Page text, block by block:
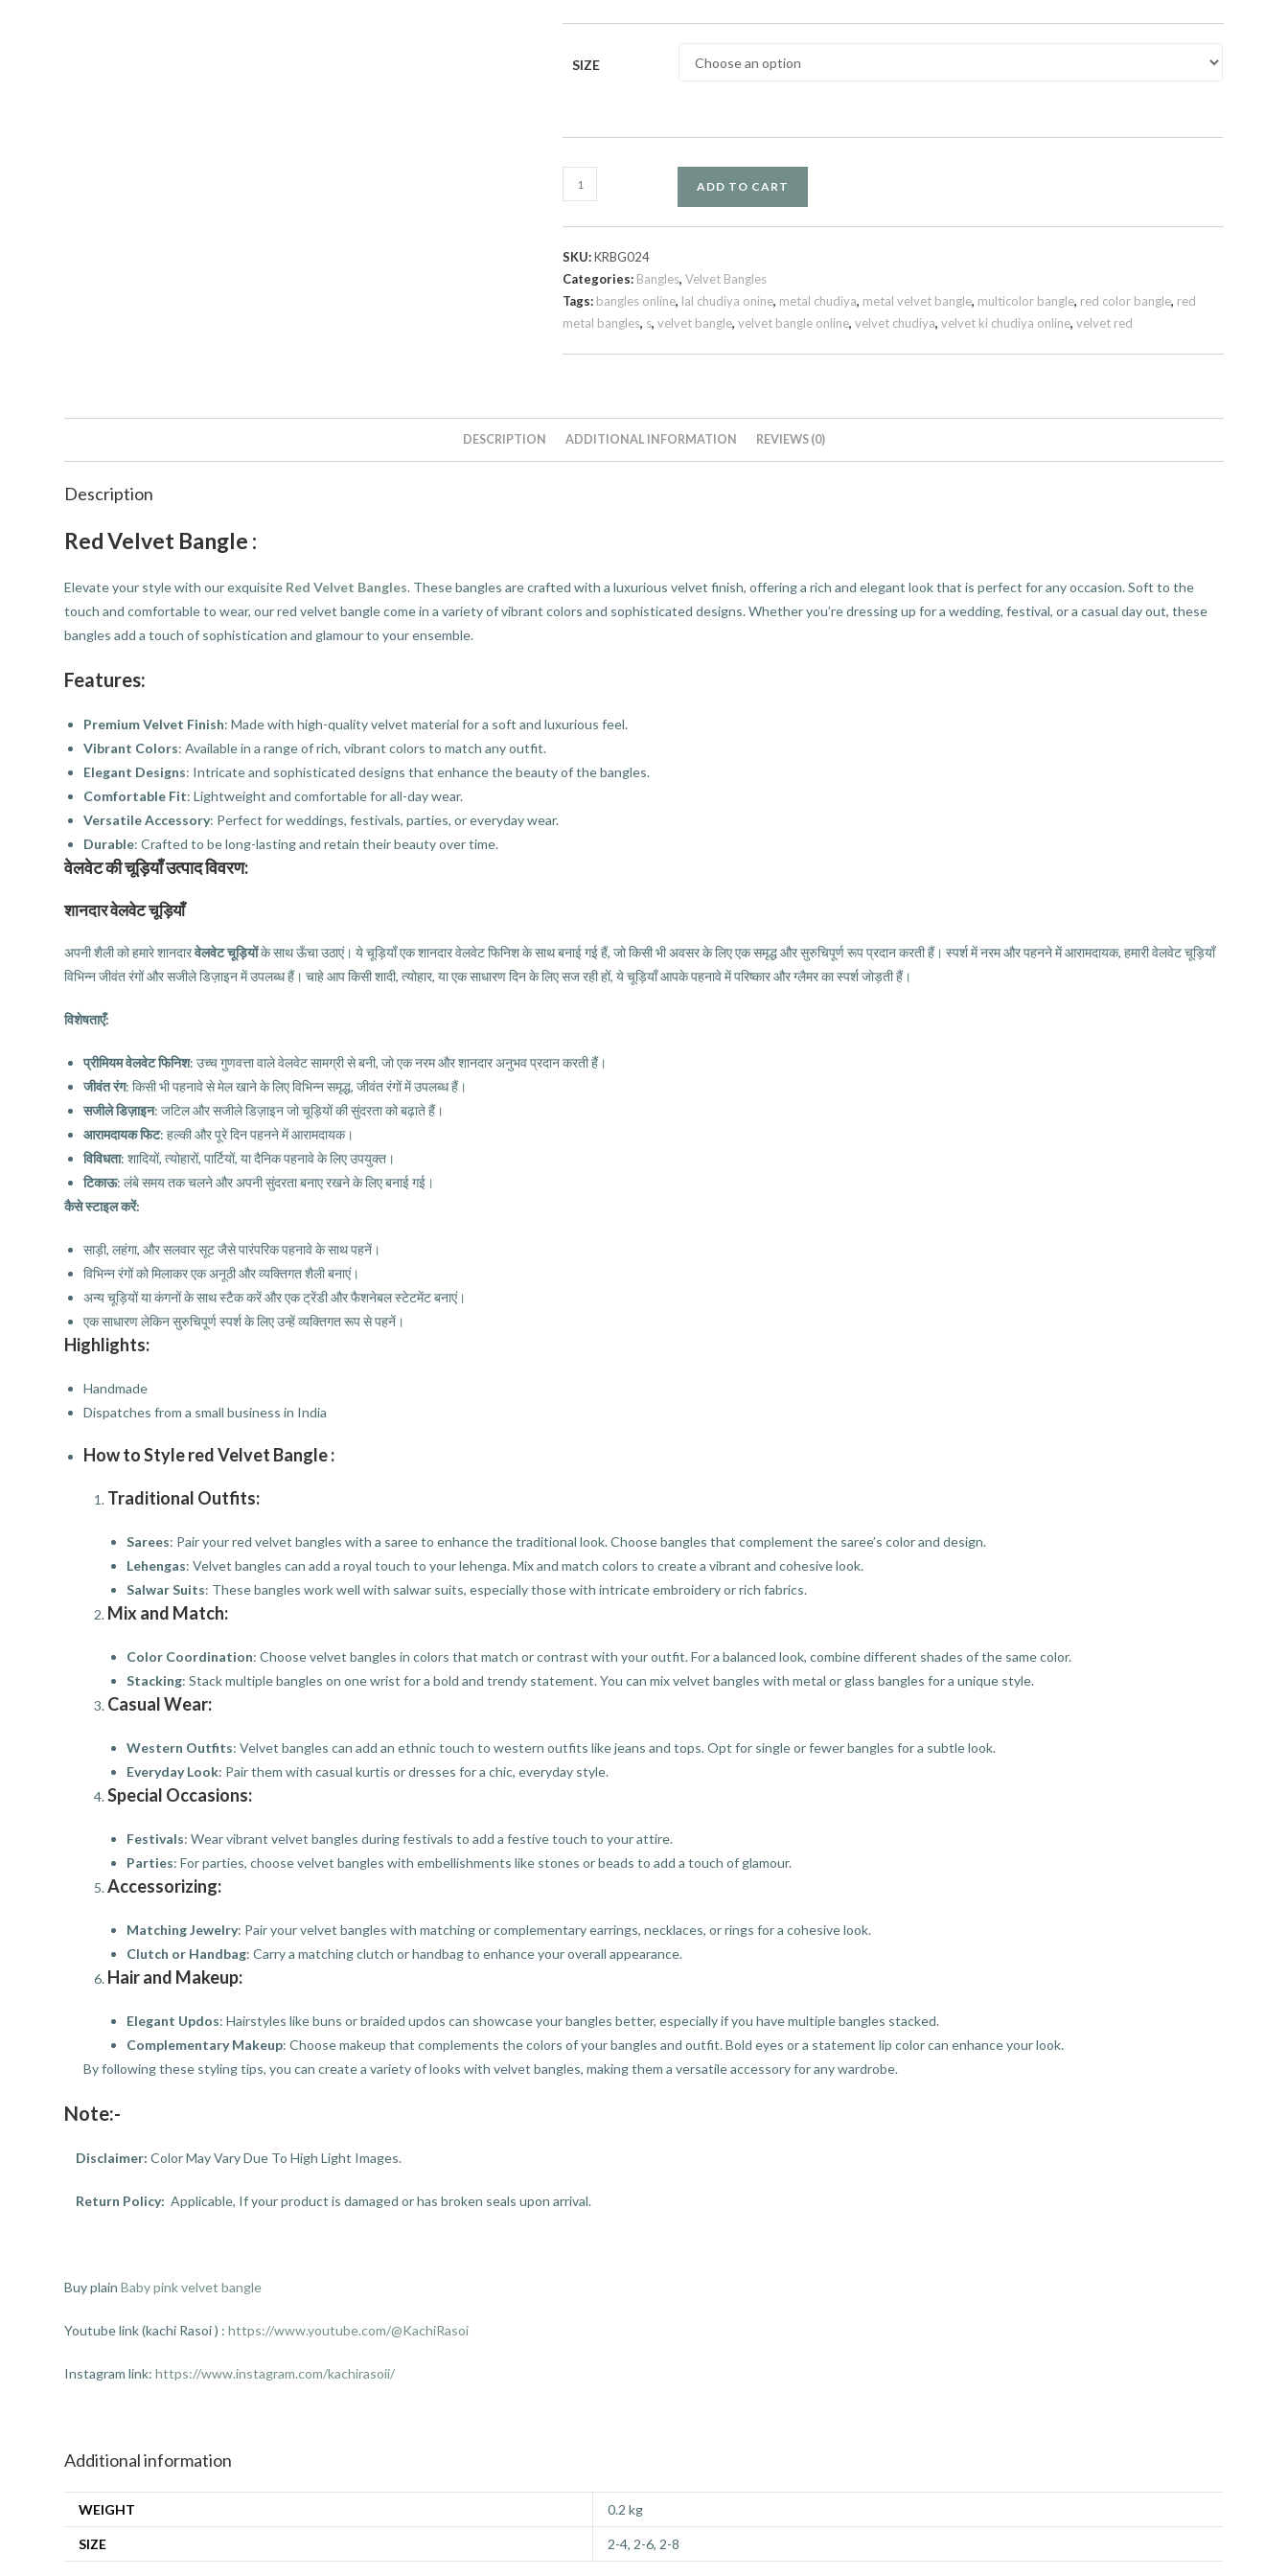
SIZE
ADD TO CART
SKU:KRBG024
Categories: Bangles,Velvet Bangles
Tags: bangles online, lal chudiya onine, metal chudiya, metal velvet bangle, multicolor bangle, red color bangle, red
metal bangles, s,velvet bangle,velvet bangle online,velvet chudiya,velvet ki chudiya online,velvet red
DESCRIPTION ADDITIONAL INFORMATION REVIEWS (0)
Description
Red Velvet Bangle :
Elevate your style with our exquisite Red Velvet Bangles. These bangles are crafted with a luxurious velvet finish, offering a rich and elegant look that is perfect for any occasion. Soft to the
touch and comfortable to wear, our red velvet bangle come in a variety of vibrant colors and sophisticated designs. Whether you’re dressing up for a wedding, festival, or a casual day out, these
bangles add a touch of sophistication and glamour to your ensemble.
Features:
Premium Velvet Finish: Made with high-quality velvet material for a soft and luxurious feel.
Vibrant Colors: Available in a range of rich, vibrant colors to match any outfit.
Elegant Designs: Intricate and sophisticated designs that enhance the beauty of the bangles.
Comfortable Fit: Lightweight and comfortable for all-day wear.
Versatile Accessory: Perfect for weddings, festivals, parties, or everyday wear.
Durable: Crafted to be long-lasting and retain their beauty over time.
वेलवेट की चूड़ियाँ उत्पाद विवरण:
शानदार वेलवेट चूड़ियाँ
अपनी शैली को हमारे शानदारवेलवेट चूड़ियोंके साथ ऊँचा उठाएं। ये चूड़ियाँ एक शानदार वेलवेट फिनिश के साथ बनाई गई हैं, जो किसी भी अवसर के लिए एक समृद्ध और सुरुचिपूर्ण रूप प्रदान करती हैं। स्पर्श में नरम और पहनने में आरामदायक, हमारी वेलवेट चूड़ियाँ
विभिन्न जीवंत रंगों और सजीले डिज़ाइन में उपलब्ध हैं। चाहे आप किसी शादी, त्योहार, या एक साधारण दिन के लिए सज रही हों, ये चूड़ियाँ आपके पहनावे में परिष्कार और ग्लैमर का स्पर्श जोड़ती हैं।
विशेषताएँ:
प्रीमियम वेलवेट फिनिश: उच्च गुणवत्ता वाले वेलवेट सामग्री से बनी, जो एक नरम और शानदार अनुभव प्रदान करती हैं।
जीवंत रंग: किसी भी पहनावे से मेल खाने के लिए विभिन्न समृद्ध, जीवंत रंगों में उपलब्ध हैं।
सजीले डिज़ाइन: जटिल और सजीले डिज़ाइन जो चूड़ियों की सुंदरता को बढ़ाते हैं।
आरामदायक फिट: हल्की और पूरे दिन पहनने में आरामदायक।
विविधता: शादियों, त्योहारों, पार्टियों, या दैनिक पहनावे के लिए उपयुक्त।
टिकाऊ: लंबे समय तक चलने और अपनी सुंदरता बनाए रखने के लिए बनाई गई।
कैसे स्टाइल करें:
साड़ी, लहंगा, और सलवार सूट जैसे पारंपरिक पहनावे के साथ पहनें।
विभिन्न रंगों को मिलाकर एक अनूठी और व्यक्तिगत शैली बनाएं।
अन्य चूड़ियों या कंगनों के साथ स्टैक करें और एक ट्रेंडी और फैशनेबल स्टेटमेंट बनाएं।
एक साधारण लेकिन सुरुचिपूर्ण स्पर्श के लिए उन्हें व्यक्तिगत रूप से पहनें।
Highlights:
Handmade
Dispatches from a small business in India
How to Style red Velvet Bangle :
Traditional Outfits:
Sarees: Pair your red velvet bangles with a saree to enhance the traditional look. Choose bangles that complement the saree’s color and design.
Lehengas: Velvet bangles can add a royal touch to your lehenga. Mix and match colors to create a vibrant and cohesive look.
Salwar Suits: These bangles work well with salwar suits, especially those with intricate embroidery or rich fabrics.
Mix and Match:
Color Coordination: Choose velvet bangles in colors that match or contrast with your outfit. For a balanced look, combine different shades of the same color.
Stacking: Stack multiple bangles on one wrist for a bold and trendy statement. You can mix velvet bangles with metal or glass bangles for a unique style.
Casual Wear:
Western Outfits: Velvet bangles can add an ethnic touch to western outfits like jeans and tops. Opt for single or fewer bangles for a subtle look.
Everyday Look: Pair them with casual kurtis or dresses for a chic, everyday style.
Special Occasions:
Festivals: Wear vibrant velvet bangles during festivals to add a festive touch to your attire.
Parties: For parties, choose velvet bangles with embellishments like stones or beads to add a touch of glamour.
Accessorizing:
Matching Jewelry: Pair your velvet bangles with matching or complementary earrings, necklaces, or rings for a cohesive look.
Clutch or Handbag: Carry a matching clutch or handbag to enhance your overall appearance.
Hair and Makeup:
Elegant Updos: Hairstyles like buns or braided updos can showcase your bangles better, especially if you have multiple bangles stacked.
Complementary Makeup: Choose makeup that complements the colors of your bangles and outfit. Bold eyes or a statement lip color can enhance your look.
By following these styling tips, you can create a variety of looks with velvet bangles, making them a versatile accessory for any wardrobe.
Note:-
Disclaimer: Color May Vary Due To High Light Images.
Return Policy: Applicable, If your product is damaged or has broken seals upon arrival.
Buy plainBaby pink velvet bangle
Youtube link (kachi Rasoi ) :https://www.youtube.com/@KachiRasoi
Instagram link:https://www.instagram.com/kachirasoii/
Additional information
WEIGHT 0.2 kg
SIZE 2-4, 2-6, 2-8